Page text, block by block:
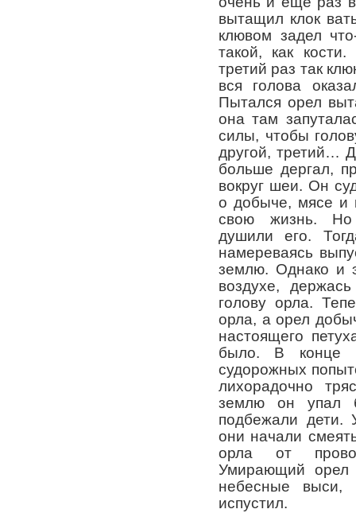
вытащил клок
клювом задел
такой, как
третий раз так
вся голова
Пытался орел
она там
силы, чтобы
другой, третий…
больше дергал,
вокруг шеи. Он
о добыче, мясе и
свою жизнь. Но
душили его.
намереваясь
землю. Однако и
воздухе,
голову орла.
орла, а орел
настоящего
было. В конце
судорожных
лихорадочно
землю он упал
подбежали дети.
они начали
орла от
Умирающий орел
небесные
испустил.